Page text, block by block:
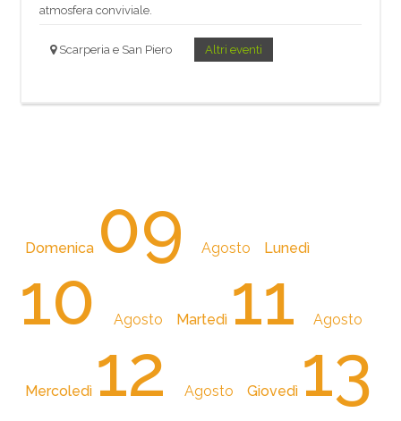
atmosfera conviviale.
Scarperia e San Piero Altri eventi
Domenica 09Agosto Lunedì
10Agosto Martedì 11Agosto
Mercoledì 12Agosto Giovedì 13